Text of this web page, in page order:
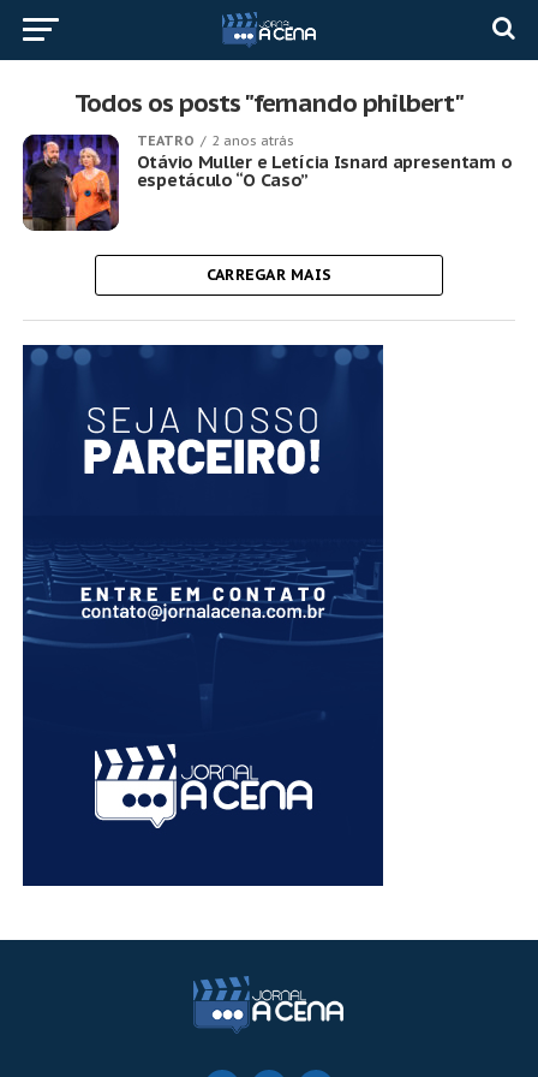
Todos os posts "fernando philbert"
TEATRO 2 anos atrás
Otávio Muller e Letícia Isnard apresentam o
espetáculo “O Caso”
CARREGAR MAIS